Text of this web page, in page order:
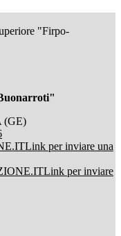
"Firpo-
(GE)
Link per inviare una
Link per inviare